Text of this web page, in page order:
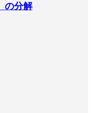
の分解